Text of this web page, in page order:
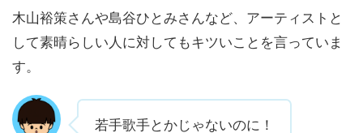
木山裕策さんや島谷ひとみさんなど、アーティストと
して素晴らしい人に対してもキツいことを言っていま
す。
若手歌手とかじゃないのに！